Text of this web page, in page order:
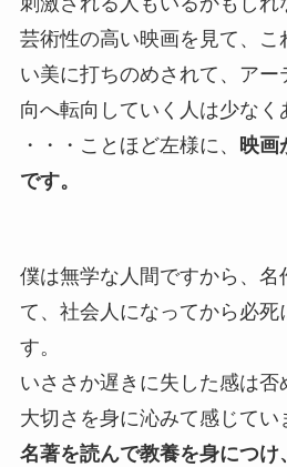
芸術性の高い映画を見て、
い美に打ちのめされて、ア
向へ転向していく人は少なく
・・・ことほど左様に、 映画
です。
僕は無学な人間ですから、
て、社会人になってから必
す。
いささか遅きに失した感は
大切さを身に沁みて感じてい
名著を読んで教養を身につ